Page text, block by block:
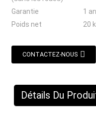
Garantie
1
Poids net
20
CONTACTEZ-NOUS
Détails Du